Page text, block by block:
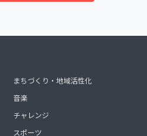
まちづくり・地域活性化
音楽
チャレンジ
スポーツ